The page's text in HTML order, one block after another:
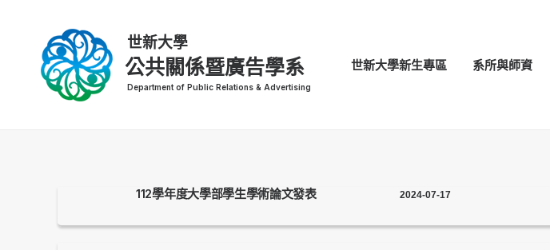
公共關係暨廣告學系 世新大學新生專區 系所與師資
112學年度大學部學生學術論文發表 2024-07-17